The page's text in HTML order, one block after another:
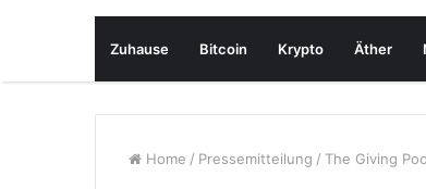
Zuhause Bitcoin Krypto Äther
Home / Pressemitteilung / The Giving